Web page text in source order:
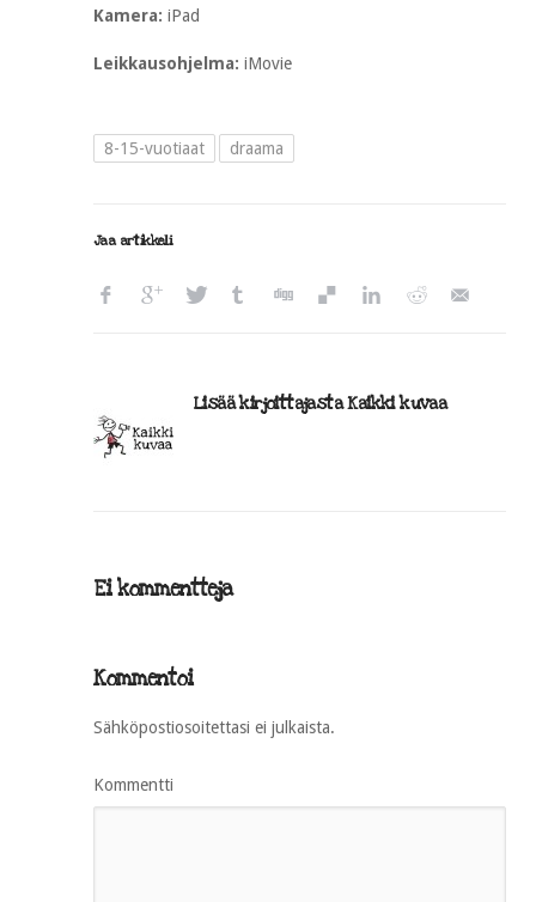
Kamera: iPad
Leikkausohjelma: iMovie
8-15-vuotiaat draama
Jaa artikkeli
Lisää kirjoittajasta Kaikki kuvaa
Ei kommentteja
Kommentoi
Sähköpostiosoitettasi ei julkaista.
Kommentti